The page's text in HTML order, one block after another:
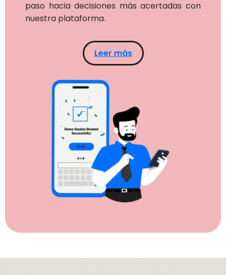
paso hacia decisiones más acertadas con
nuestra plataforma.
Leer más